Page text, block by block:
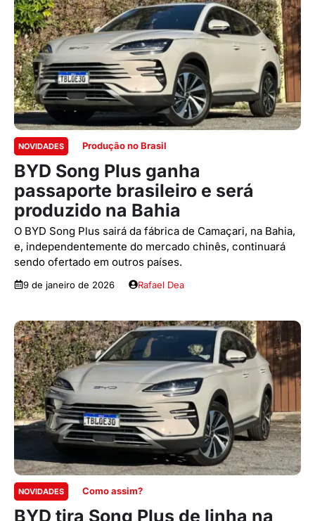
NOVIDADES Produção no Brasil
BYD Song Plus ganha
passaporte brasileiro e será
produzido na Bahia
O BYD Song Plus sairá da fábrica de Camaçari, na Bahia,
e, independentemente do mercado chinês, continuará
sendo ofertado em outros países.
9 de janeiro de 2026 Rafael Dea
NOVIDADES Como assim?
BYD tira Song Plus de linha na